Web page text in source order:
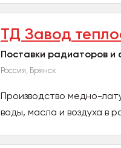
ТД Завод
Поставки радиаторов и
Россия, Брянск
Производство медно-
воды, масла и воздуха в